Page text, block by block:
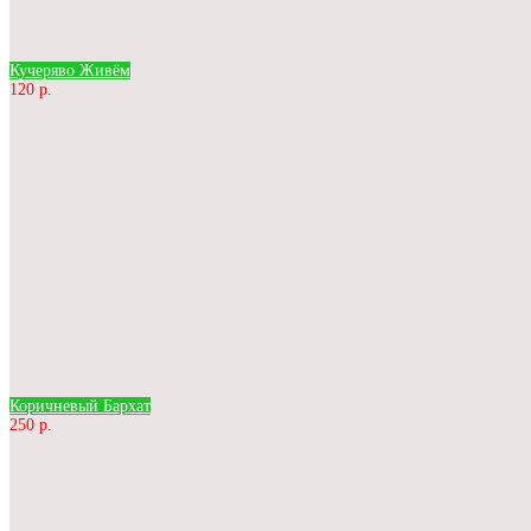
Кучеряво Живём
120 р.
Коричневый Бархат
250 р.